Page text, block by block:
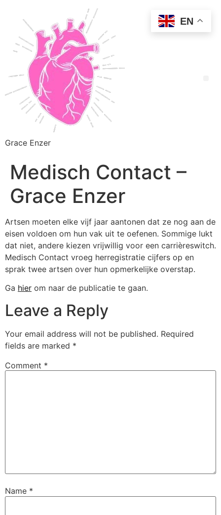
Grace Enzer
Medisch Contact –
Grace Enzer
Artsen moeten elke vijf jaar aantonen dat ze nog aan de
eisen voldoen om hun vak uit te oefenen. Sommige lukt
dat niet, andere kiezen vrijwillig voor een carrièreswitch.
Medisch Contact vroeg herregistratie cijfers op en
sprak twee artsen over hun opmerkelijke overstap.
Ga hier om naar de publicatie te gaan.
Leave a Reply
Your email address will not be published. Required
fields are marked *
Comment *
Name *
EN